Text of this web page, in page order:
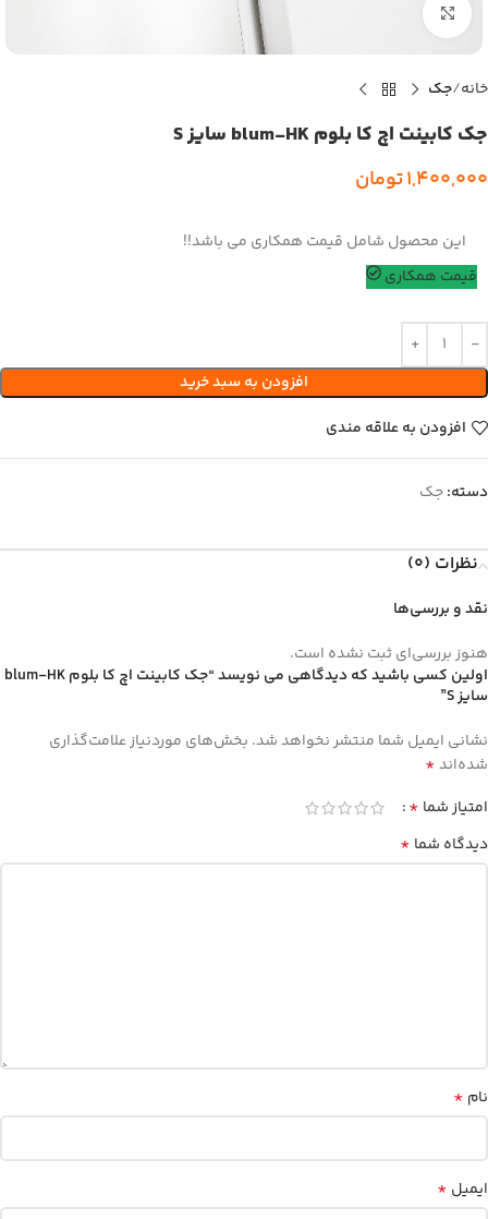
بزرگنمایی تصویر
خانه جک
جک کابینت اچ کا بلوم blum-HK سایز S
1,400,000تومان
این محصول شامل قیمت همکاری می باشد!!
قیمت همکاری
افزودن به سبد خرید
افزودن به علاقه مندی
دسته:جک
نظرات (0)
نقد و بررسی‌ها
هنوز بررسی‌ای ثبت نشده است.
اولین کسی باشید که دیدگاهی می نویسد “جک کابینت اچ کا بلوم blum-HK
سایز S”
نشانی ایمیل شما منتشر نخواهد شد. بخش‌های موردنیاز علامت‌گذاری
شده‌اند*
امتیاز شما *
دیدگاه شما *
نام *
ایمیل *